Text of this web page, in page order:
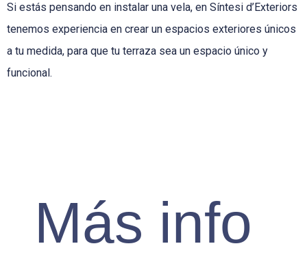
Si estás pensando en instalar una vela, en Síntesi d’Exteriors
tenemos experiencia en crear un espacios exteriores únicos
a tu medida, para que tu terraza sea un espacio único y
funcional.
Más info